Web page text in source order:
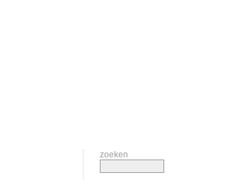
zoeken